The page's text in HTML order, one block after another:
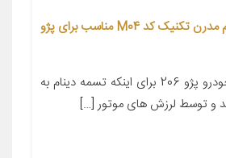
تسمه سفت کن دینام مدرن تکنیک کد M04 مناسب برای پژو
معرفی محصول در خودرو پژو 206 برای اینکه تسمه دینام به
و توسط لرزش های موتور […]